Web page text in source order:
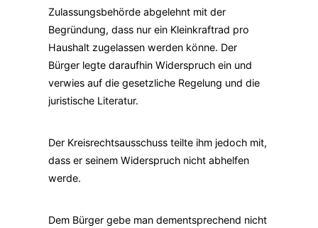
Zulassungsbehörde abgelehnt mit der
Begründung, dass nur ein Kleinkraftrad pro
Haushalt zugelassen werden könne. Der
Bürger legte daraufhin Widerspruch ein und
verwies auf die gesetzliche Regelung und die
juristische Literatur.
Der Kreisrechtsausschuss teilte ihm jedoch mit,
dass er seinem Widerspruch nicht abhelfen
werde.
Dem Bürger gebe man dementsprechend nicht